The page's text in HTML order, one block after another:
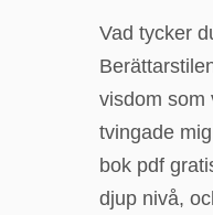
Vad tycker
visdom som
tvingade
bok pdf
djup nivå,